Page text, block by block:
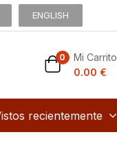
ENGLISH
0
Mi Carrito
0.00 €
recientemente